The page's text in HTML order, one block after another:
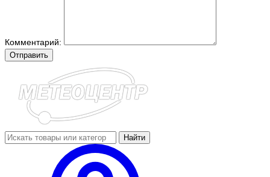
Комментарий:
Отправить
Найти